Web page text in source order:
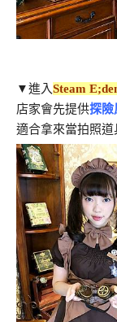
▼進入Steam
店家會先提供探險
適合拿來當拍照道